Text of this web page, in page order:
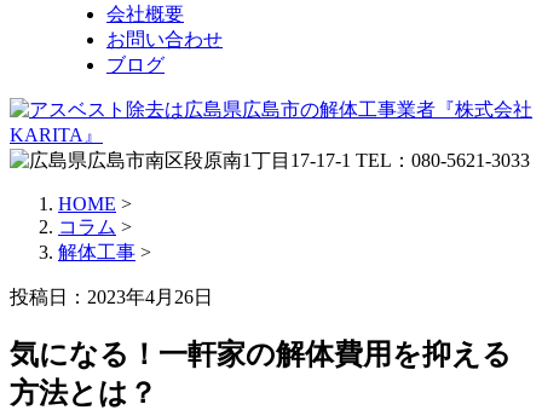
会社概要
お問い合わせ
ブログ
HOME >
コラム >
解体工事 >
投稿日：2023年4月26日
気になる！一軒家の解体費用を抑える
方法とは？